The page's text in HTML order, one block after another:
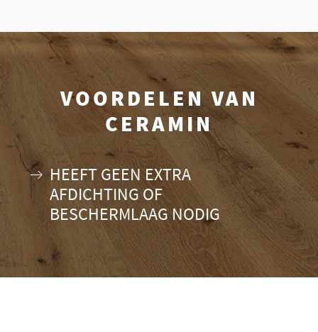
VOORDELEN VAN
CERAMIN
HEEFT GEEN EXTRA
AFDICHTING OF
BESCHERMLAAG NODIG